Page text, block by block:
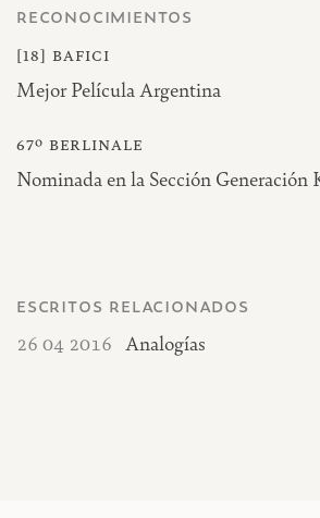
reconocimientos
[18] bafici
Mejor Película Argentina
67º berlinale
Nominada en la Sección Generación
escritos relacionados
26 04 2016 Analogías